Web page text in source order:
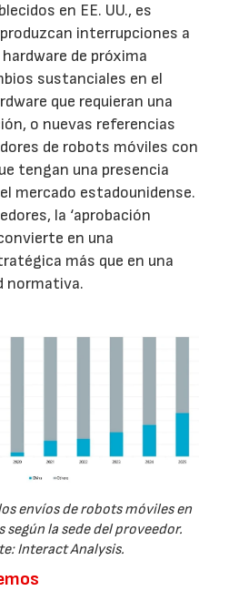
en EE. UU., es
interrupciones a
de próxima
sustanciales en el
que requieran una
o nuevas referencias
de robots móviles con
tengan una presencia
mercado estadounidense.
la ‘aprobación
en una
más que en una
normativa.
envíos de robots móviles en
según la sede del proveedor.
Interact Analysis.